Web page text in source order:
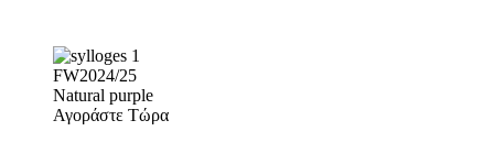
FW2024/25
Natural purple
Αγοράστε Τώρα